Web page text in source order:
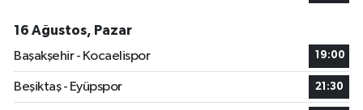
16 Ağustos, Pazar
Başakşehir - Kocaelispor
19:00
Beşiktaş - Eyüpspor 21:30